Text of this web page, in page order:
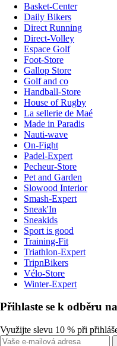
Basket-Center
Daily Bikers
Direct Running
Direct-Volley
Espace Golf
Foot-Store
Gallop Store
Golf and co
Handball-Store
House of Rugby
La sellerie de Maé
Made in Paradis
Nauti-wave
On-Fight
Padel-Expert
Pecheur-Store
Pet and Garden
Slowood Interior
Smash-Expert
Sneak'In
Sneakids
Sport is good
Training-Fit
Triathlon-Expert
TripnBikers
Vélo-Store
Winter-Expert
Přihlaste se k odběru
Využijte slevu 10 % při